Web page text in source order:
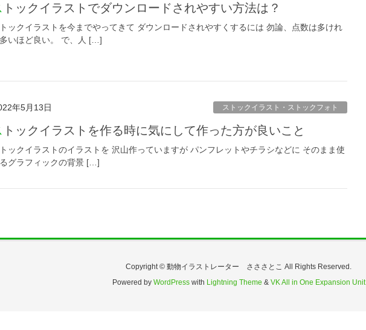
ストックイラストでダウンロードされやすい方法は？
ックイラストを今までやってきて ダウンロードされやすくするには 勿論、点数は多けれ
いほど良い。 で、人 […]
年5月13日 ストックイラスト・ストックフォト
ストックイラストを作る時に気にして作った方が良いこと
ックイラストのイラストを 沢山作っていますが パンフレットやチラシなどに そのまま使
グラフィックの背景 […]
Copyright © 動物イラストレーター さささとこ All Rights Reserved.
Powered by WordPresswith Lightning Theme & VK All in One Expansion Unit